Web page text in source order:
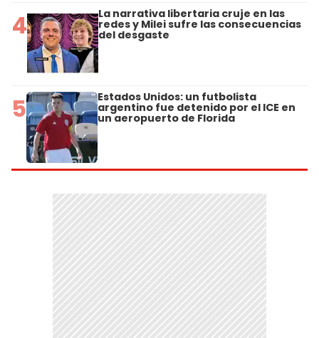
4 La narrativa libertaria cruje en las
redes y Milei sufre las consecuencias
del desgaste
5 Estados Unidos: un futbolista
argentino fue detenido por el ICE en
un aeropuerto de Florida